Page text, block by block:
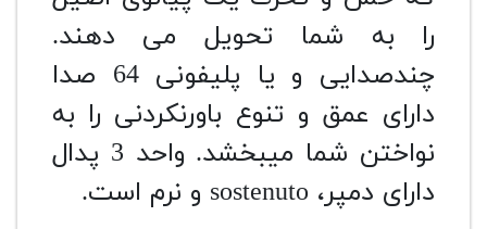
را به شما تحویل می دهند.
چندصدایی و یا پلیفونی 64 صدا
دارای عمق و تنوع باورنکردنی را به
نواختن شما میبخشد. واحد 3 پدال
دارای دمپر، sostenuto و نرم است.